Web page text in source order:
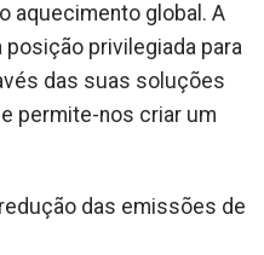
aquecimento global. A
posição privilegiada para
das suas soluções
permite-nos criar um
das emissões de